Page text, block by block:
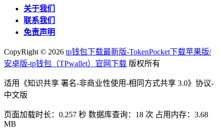
关于我们
联系我们
免责声明
CopyRight © 2026 tp钱包下载最新版-TokenPocket下载苹果版/
安卓版-tp钱包（TPwallet）官网下载 版权所有
适用《知识共享 署名-非商业性使用-相同方式共享 3.0》协议-
中文版
页面加载时长：0.257 秒 数据库查询：18 次 占用内存：3.68
MB